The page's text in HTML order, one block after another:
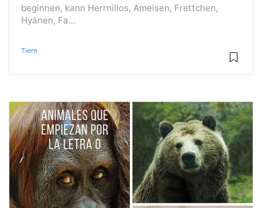
beginnen, kann Herrnillos, Ameisen, Frettchen,
Hyänen, Fa...
Tiere